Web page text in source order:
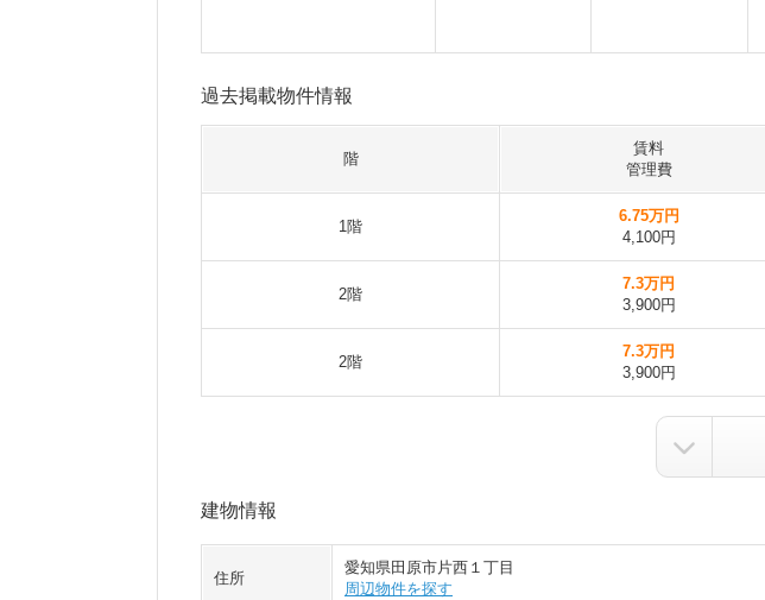
過去掲載物件情報
階
賃料
管理費
1階
6.75万円
4,100円
2階
7.3万円
3,900円
2階
7.3万円
3,900円
建物情報
住所
愛知県田原市片西１丁目
周辺物件を探す